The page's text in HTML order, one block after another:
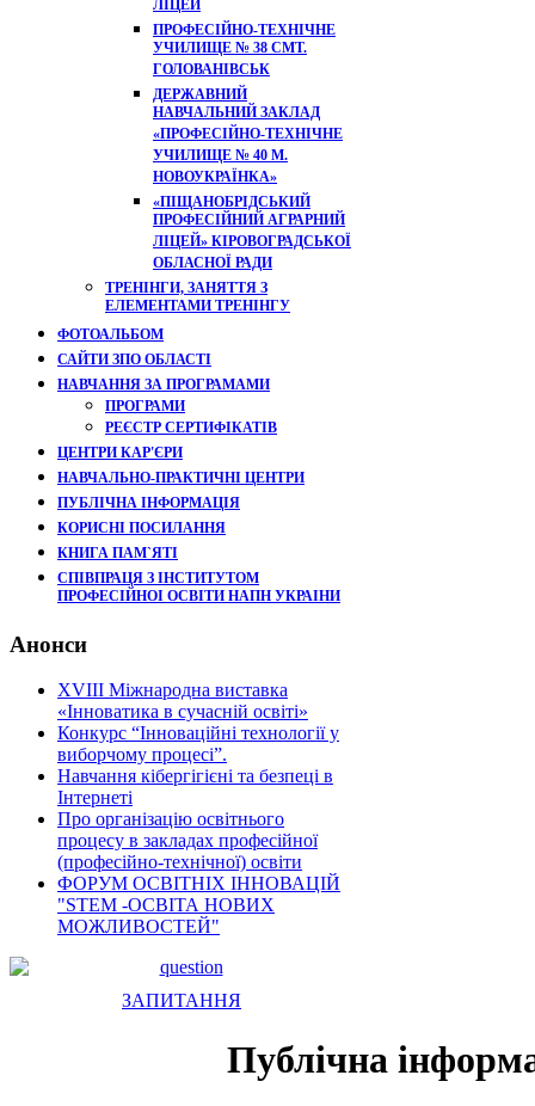
ЛІЦЕЙ
ПРОФЕСІЙНО-ТЕХНІЧНЕ
УЧИЛИЩЕ № 38 СМТ.
ГОЛОВАНІВСЬК
ДЕРЖАВНИЙ
НАВЧАЛЬНИЙ ЗАКЛАД
«ПРОФЕСІЙНО-ТЕХНІЧНЕ
УЧИЛИЩЕ № 40 М.
НОВОУКРАЇНКА»
«ПІЩАНОБРІДСЬКИЙ
ПРОФЕСІЙНИЙ АГРАРНИЙ
ЛІЦЕЙ» КІРОВОГРАДСЬКОЇ
ОБЛАСНОЇ РАДИ
ТРЕНІНГИ, ЗАНЯТТЯ З
ЕЛЕМЕНТАМИ ТРЕНІНГУ
ФОТОАЛЬБОМ
САЙТИ ЗПО ОБЛАСТІ
НАВЧАННЯ ЗА ПРОГРАМАМИ
ПРОГРАМИ
РЕЄСТР СЕРТИФІКАТІВ
ЦЕНТРИ КАР'ЄРИ
НАВЧАЛЬНО-ПРАКТИЧНІ ЦЕНТРИ
ПУБЛІЧНА ІНФОРМАЦІЯ
КОРИСНІ ПОСИЛАННЯ
КНИГА ПАМ`ЯТІ
СПІВПРАЦЯ З ІНСТИТУТОМ
ПРОФЕСІЙНОІ ОСВІТИ НАПН УКРАІНИ
Анонси
XVIII Міжнародна виставка
«Інноватика в сучасній освіті»
Конкурс “Інноваційні технології у
виборчому процесі”.
Навчання кібергігієні та безпеці в
Інтернеті
Про організацію освітнього
процесу в закладах професійної
(професійно-технічної) освіти
ФОРУМ ОСВІТНІХ ІННОВАЦІЙ
"STEM -ОСВІТА НОВИХ
МОЖЛИВОСТЕЙ"
ЗАПИТАННЯ
Публічна